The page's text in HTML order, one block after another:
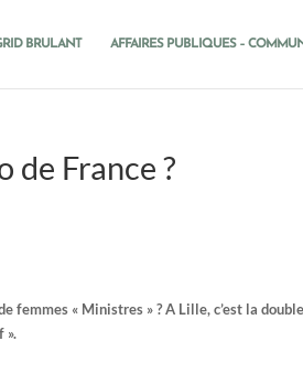
BRULANT AFFAIRES PUBLIQUES –
de France ?
femmes « Ministres » ?A Lille, c’est la
».